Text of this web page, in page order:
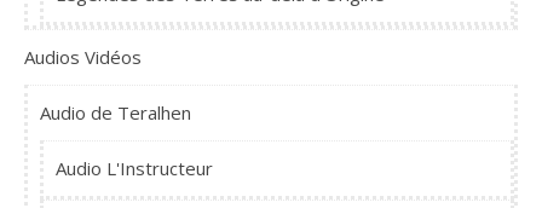
Audios Vidéos
Audio de Teralhen
Audio L'Instructeur